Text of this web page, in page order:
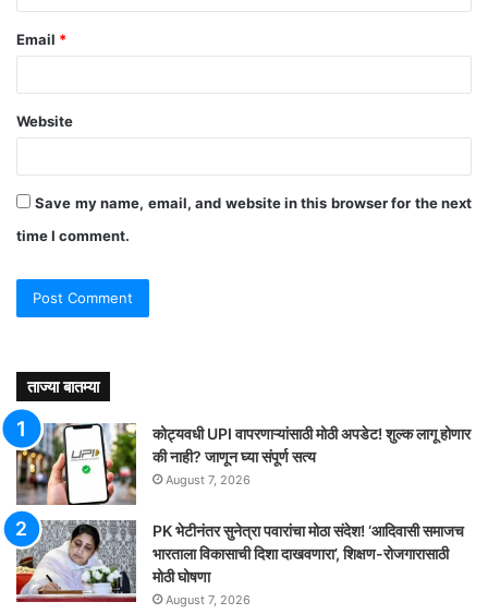
Email *
Website
Save my name, email, and website in this browser for the next
time I comment.
ताज्या बातम्या
कोट्यवधी UPI वापरणाऱ्यांसाठी मोठी अपडेट! शुल्क लागू होणार
की नाही? जाणून घ्या संपूर्ण सत्य
August 7, 2026
PK भेटीनंतर सुनेत्रा पवारांचा मोठा संदेश! ‘आदिवासी समाजच
भारताला विकासाची दिशा दाखवणारा’, शिक्षण-रोजगारासाठी
मोठी घोषणा
August 7, 2026